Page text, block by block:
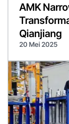
AMK
Qianjiang
20 Mei 2025